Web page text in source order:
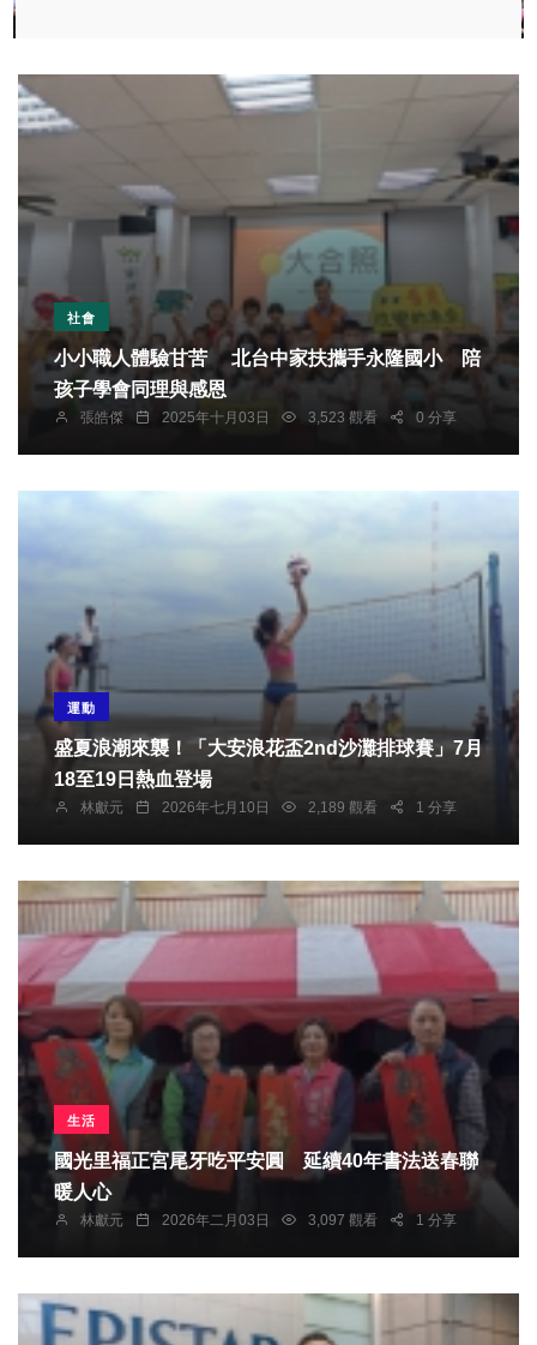
社會
小小職人體驗甘苦 北台中家扶攜手永隆國小 陪
孩子學會同理與感恩
張皓傑 2025年十月03日 3,523 觀看 0 分享
運動
盛夏浪潮來襲！「大安浪花盃2nd沙灘排球賽」7月
18至19日熱血登場
林獻元 2026年七月10日 2,189 觀看 1 分享
生活
國光里福正宮尾牙吃平安圓 延續40年書法送春聯
暖人心
林獻元 2026年二月03日 3,097 觀看 1 分享